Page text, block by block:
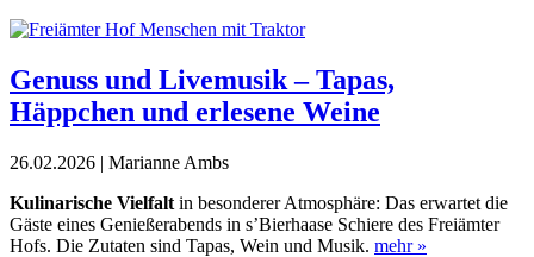
Genuss und Livemusik – Tapas,
Häppchen und erlesene Weine
26.02.2026 | Marianne Ambs
Kulinarische Vielfalt in besonderer Atmosphäre: Das erwartet die
Gäste eines Genießerabends in s’Bierhaase Schiere des Freiämter
Hofs. Die Zutaten sind Tapas, Wein und Musik. mehr »